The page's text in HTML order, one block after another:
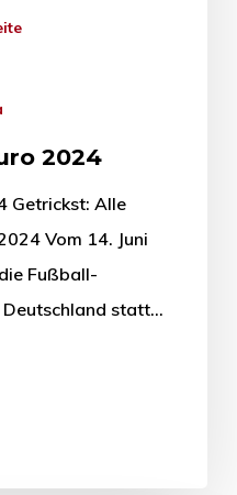
2024
Getrickst: Alle
Vom 14. Juni
Fußball-
statt…